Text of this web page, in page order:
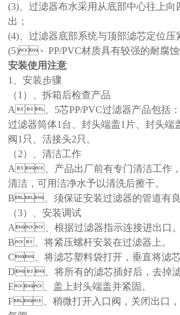
(3) 、过滤器布水采用从底部中心往上向
出；
(4) 、过滤器底部系统与顶部滤芯定位压
(5)、PP/PVC材质具有较强的耐腐蚀性
安装使用注意
1
、安装步骤
（1）、拆箱后检查产品
A、5芯PP/PVC过滤器产品包括：
过滤器筒体1台、封头端盖1片、封头
阀1只、活接头2只。
（2）、清洁工作
A、产品出厂前有专门清洁工作，
清洁，可用洁净水予以清洗后擦干。
B、须保证安装过滤器的管道有良好
（3）、安装调试
A、根据过滤器指示连接进出口。
B、将紧压螺杆安装在过滤器上。
C、将滤芯塑料袋打开，垂直将滤芯
D、将所有的滤芯插好后，去掉滤
E、盖上封头端盖并紧固。
F、稍微打开入口阀，关闭出口